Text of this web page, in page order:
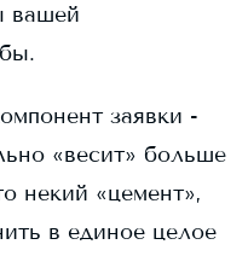
вашей
заявки -
«весит» больше
некий «цемент»,
в единое целое